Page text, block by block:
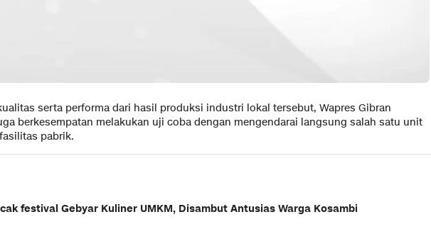
serta performa dari hasil produksi industri lokal tersebut, Wapres Gibran
berkesempatan melakukan uji coba dengan mengendarai langsung salah satu unit
pabrik.
festival Gebyar Kuliner UMKM, Disambut Antusias Warga Kosambi